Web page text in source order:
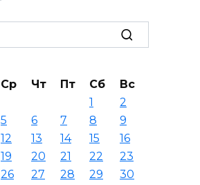
Ср Чт Пт Сб
Вс
1
2
5 6 7 8
9
12 13 14 15
16
19 20 21 22
23
26 27 28 29
30